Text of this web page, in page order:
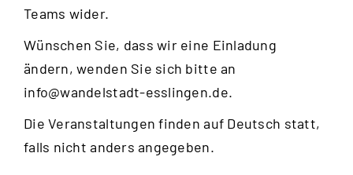
Teams wider.
Wünschen Sie, dass wir eine Einladung
ändern, wenden Sie sich bitte an
info@wandelstadt-esslingen.de.
Die Veranstaltungen finden auf Deutsch statt,
falls nicht anders angegeben.